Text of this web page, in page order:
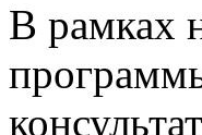
В рамках